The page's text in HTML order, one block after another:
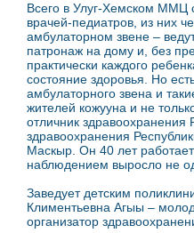
Всего в Улуг-Хемском ММЦ
врачей-педиатров, из них
амбулаторном звене –
патронаж на дому и, без
практически каждого
состояние здоровья. Но
амбулаторного звена и
жителей кожууна и не
отличник здравоохранения
здравоохранения
Маскыр. Он 40 лет
наблюдением выросло не
Заведует детским
Климентьевна Агыы –
организатор